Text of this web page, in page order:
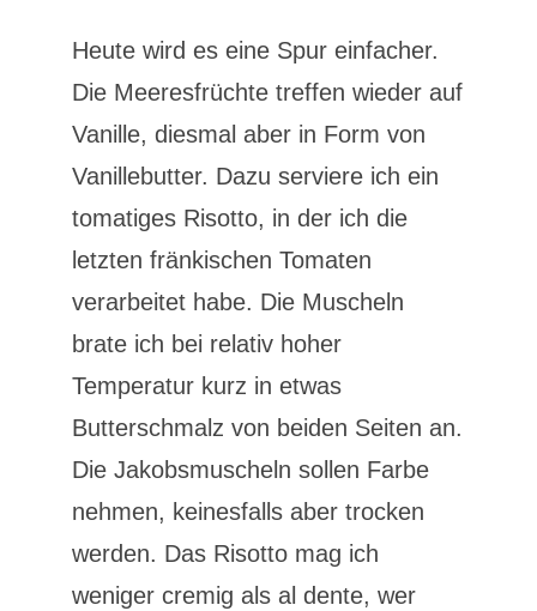
Heute wird es eine Spur einfacher.
Die Meeresfrüchte treffen wieder auf
Vanille, diesmal aber in Form von
Vanillebutter. Dazu serviere ich ein
tomatiges Risotto, in der ich die
letzten fränkischen Tomaten
verarbeitet habe. Die Muscheln
brate ich bei relativ hoher
Temperatur kurz in etwas
Butterschmalz von beiden Seiten an.
Die Jakobsmuscheln sollen Farbe
nehmen, keinesfalls aber trocken
werden. Das Risotto mag ich
weniger cremig als al dente, wer